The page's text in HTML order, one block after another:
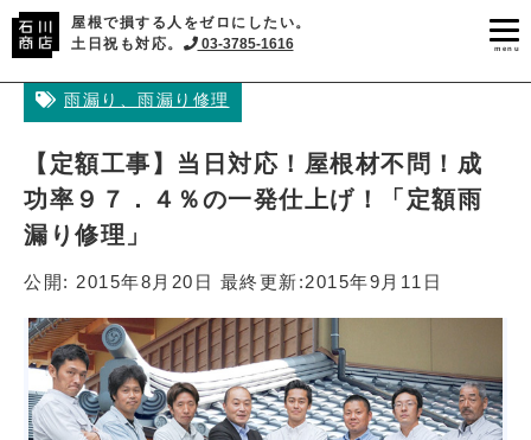
屋根で損する人をゼロにしたい。
土日祝も対応。
03-3785-1616 menu
雨漏り、雨漏り修理
【定額工事】当日対応！屋根材不問！成
功率９７．４％の一発仕上げ！「定額雨
漏り修理」
公開: 2015年8月20日 最終更新:2015年9月11日